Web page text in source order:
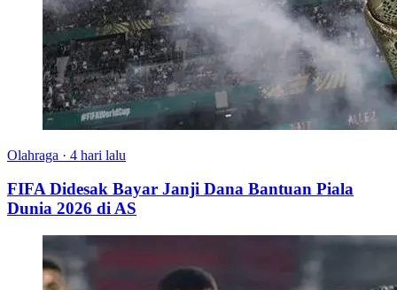
Olahraga · 4 hari lalu
FIFA Didesak Bayar Janji Dana Bantuan Piala
Dunia 2026 di AS